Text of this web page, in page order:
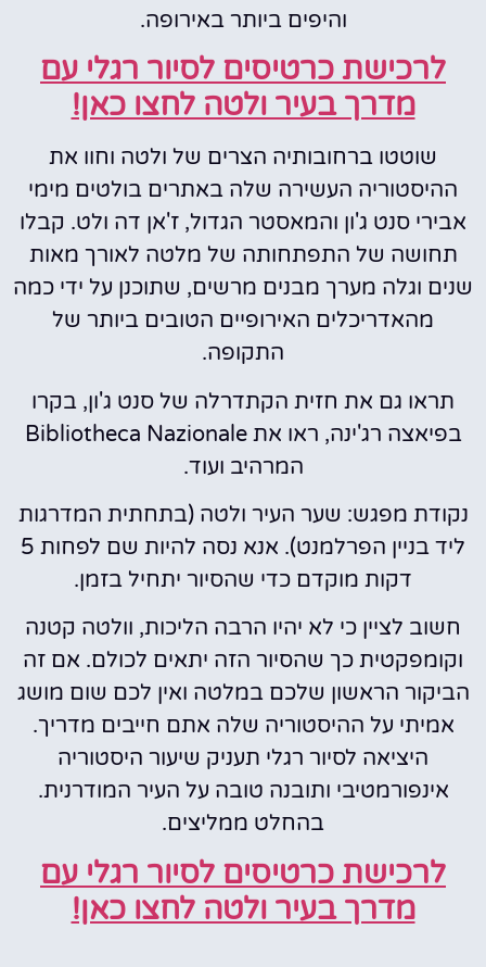
והיפים ביותר באירופה.
לרכישת כרטיסים לסיור רגלי עם
מדרך בעיר ולטה לחצו כאן!
שוטטו ברחובותיה הצרים של ולטה וחוו את
ההיסטוריה העשירה שלה באתרים בולטים מימי
אבירי סנט ג'ון והמאסטר הגדול, ז'אן דה ולט. קבלו
תחושה של התפתחותה של מלטה לאורך מאות
שנים וגלה מערך מבנים מרשים, שתוכנן על ידי כמה
מהאדריכלים האירופיים הטובים ביותר של
התקופה.
תראו גם את חזית הקתדרלה של סנט ג'ון, בקרו
בפיאצה רג'ינה, ראו את Bibliotheca Nazionale
המרהיב ועוד.
נקודת מפגש: שער העיר ולטה (בתחתית המדרגות
ליד בניין הפרלמנט). אנא נסה להיות שם לפחות 5
דקות מוקדם כדי שהסיור יתחיל בזמן.
חשוב לציין כי לא יהיו הרבה הליכות, וולטה קטנה
וקומפקטית כך שהסיור הזה יתאים לכולם. אם זה
הביקור הראשון שלכם במלטה ואין לכם שום מושג
אמיתי על ההיסטוריה שלה אתם חייבים מדריך.
היציאה לסיור רגלי תעניק שיעור היסטוריה
אינפורמטיבי ותובנה טובה על העיר המודרנית.
בהחלט ממליצים.
לרכישת כרטיסים לסיור רגלי עם
מדרך בעיר ולטה לחצו כאן!